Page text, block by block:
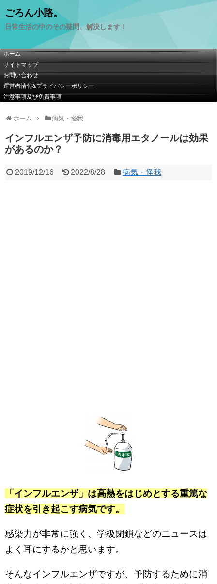
ごろん小路。
日常生活の中のその疑問、解決します！
ホーム
サイトマップ
お問い合わせ
運営者情報&プライバシーポリシー
注意事項及び免責事項
ホーム 病気・怪我
インフルエンザ予防に消毒用エタノールは効果
があるのか？
2019/12/16 2022/8/28 病気・怪我
「インフルエンザ」は高熱をはじめとする重篤な
症状を引き起こす病気です。
感染力が非常に強く、学級閉鎖などのニュースは
よく耳にするかと思います。
そんなインフルエンザですが、予防するために消